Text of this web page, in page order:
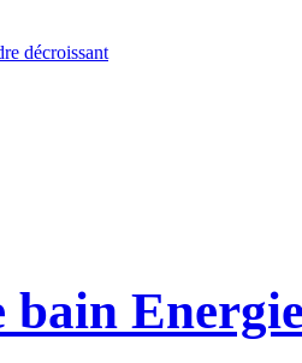
bain